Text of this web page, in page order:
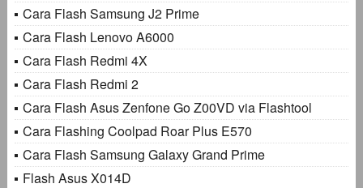
Cara Flash Samsung J2 Prime
Cara Flash Lenovo A6000
Cara Flash Redmi 4X
Cara Flash Redmi 2
Cara Flash Asus Zenfone Go Z00VD via Flashtool
Cara Flashing Coolpad Roar Plus E570
Cara Flash Samsung Galaxy Grand Prime
Flash Asus X014D